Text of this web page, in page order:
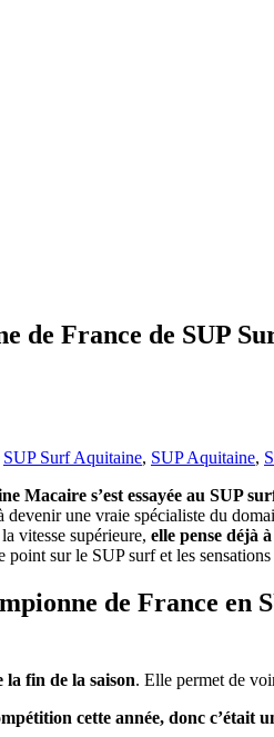
de France de SUP
SUP Surf Aquitaine, SUP Aquitaine,
s’est essayée au SUP
une vraie spécialiste du
vitesse supérieure, elle pense déjà
sur le SUP surf et les
de France
la fin de la saison. Elle permet de
cette année, donc c’était